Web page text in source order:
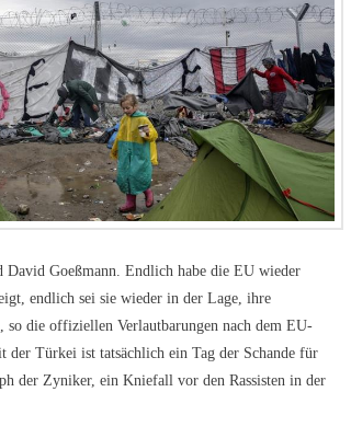
David Goeßmann. Endlich habe die EU wieder
endlich sei sie wieder in der Lage, ihre
so die offiziellen Verlautbarungen nach dem EU-
der Türkei ist tatsächlich ein Tag der Schande für
der Zyniker, ein Kniefall vor den Rassisten in der